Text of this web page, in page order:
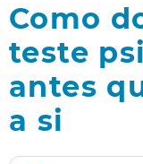
Como
teste
antes
a si